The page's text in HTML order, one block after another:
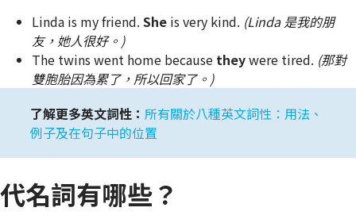
Linda is my friend. She is very kind. (Linda 是我的朋
友，她人很好。)
The twins went home because theywere tired. (那對
雙胞胎因為累了，所以回家了。)
了解更多英文詞性： 所有關於八種英文詞性：用法、
例子及在句子中的位置
代名詞有哪些？